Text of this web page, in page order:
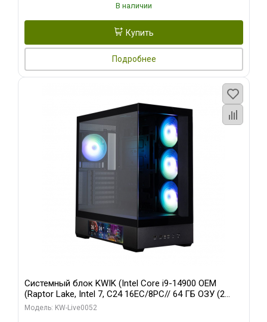
В наличии
Купить
Подробнее
Системный блок KWIK (Intel Core i9-14900 OEM
(Raptor Lake, Intel 7, C24 16EC/8PC// 64 ГБ ОЗУ (2
модуля)/ Palit RTX5080 GAMINGPRO OC 16GB GDDR7
Модель: KW-Live0052